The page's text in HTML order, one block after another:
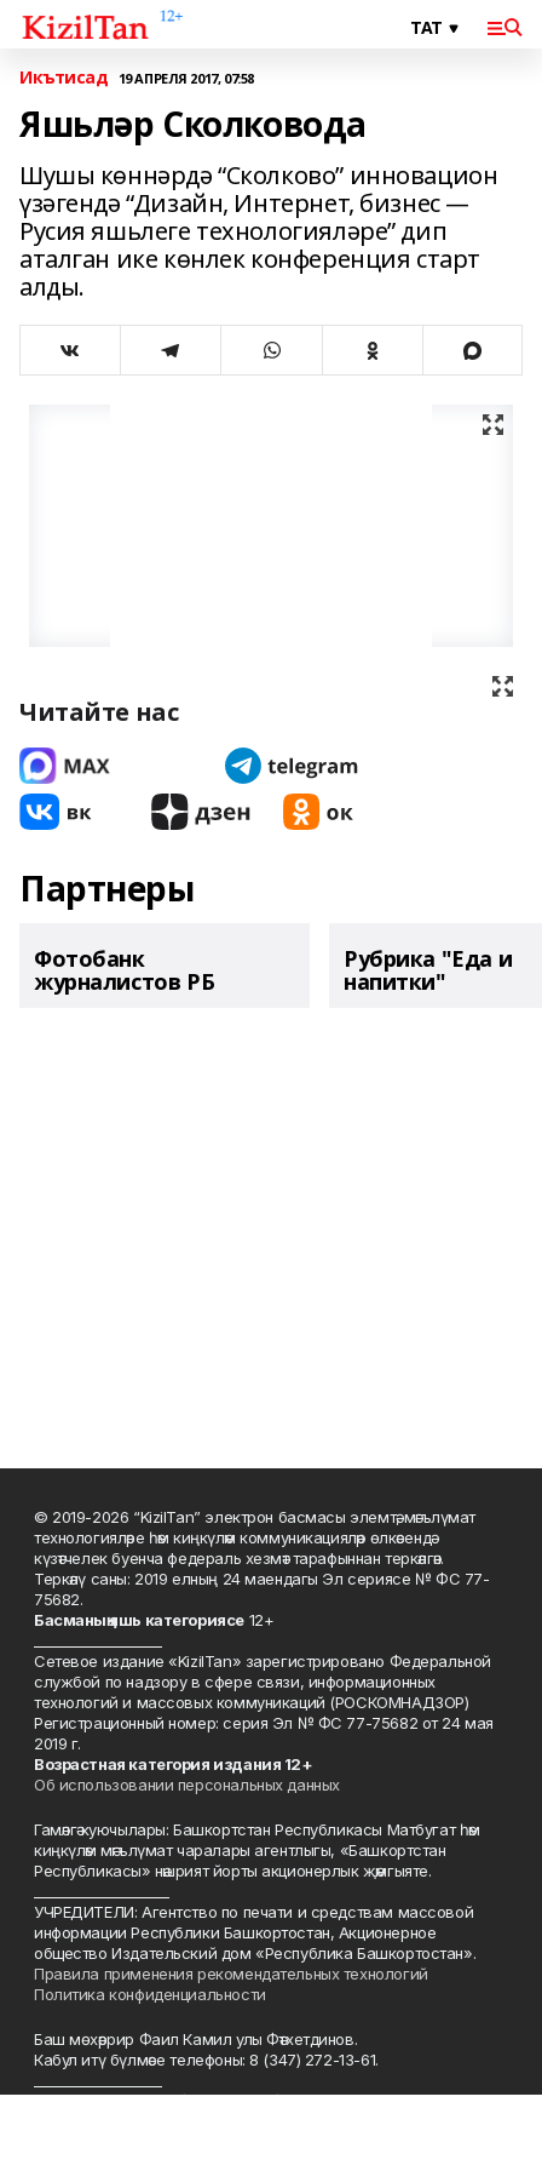
Икътисад 19 АПРЕЛЯ 2017, 07:58
Яшьләр Сколковода
Шушы көннәрдә “Сколково” инновацион
үзәгендә “Дизайн, Интернет, бизнес —
Русия яшьлеге технологияләре” дип
аталган ике көнлек конференция старт
алды.
Читайте нас
Партнеры
Фотобанк
журналистов РБ
Рубрика "Еда и
напитки"
© 2019-2026 “KizilTan” электрон басмасы элемтә, мәгълүмат
технологияләре һәм киңкүләм коммуникацияләр өлкәсендә
күзәтчелек буенча федераль хезмәт тарафыннан теркәлгән.
Теркәлү саны: 2019 елның 24 маендагы Эл сериясе № ФС 77-
75682.
Басманың яшь категориясе12+
Сетевое издание «KizilTan» зарегистрировано Федеральной
службой по надзору в сфере связи, информационных
технологий и массовых коммуникаций (РОСКОМНАДЗОР)
Регистрационный номер: серия Эл № ФС 77-75682 от 24 мая
2019 г.
Возрастная категория издания 12+
Об использовании персональных данных
Гамәлгә куючылары: Башкортстан Республикасы Матбугат һәм
киңкүләм мәгълүмат чаралары агентлыгы, «Башкортстан
Республикасы» нәшрият йорты акционерлык җәмгыяте.
УЧРЕДИТЕЛИ: Агентство по печати и средствам массовой
информации Республики Башкортостан, Акционерное
общество Издательский дом «Республика Башкортостан».
Правила применения рекомендательных технологий
Политика конфиденциальности
Баш мөхәррир Фаил Камил улы Фәтхетдинов.
Кабул итү бүлмәсе телефоны: 8 (347) 272-13-61.
Главный редактор: Фатхтдинов Фаил Камилович.